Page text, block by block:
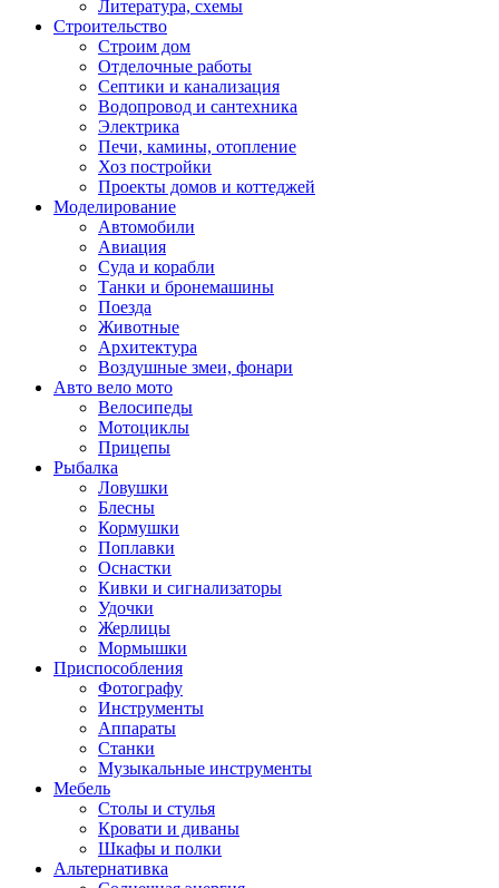
Литература, схемы
Строительство
Строим дом
Отделочные работы
Септики и канализация
Водопровод и сантехника
Электрика
Печи, камины, отопление
Хоз постройки
Проекты домов и коттеджей
Моделирование
Автомобили
Авиация
Суда и корабли
Танки и бронемашины
Поезда
Животные
Архитектура
Воздушные змеи, фонари
Авто вело мото
Велосипеды
Мотоциклы
Прицепы
Рыбалка
Ловушки
Блесны
Кормушки
Поплавки
Оснастки
Кивки и сигнализаторы
Удочки
Жерлицы
Мормышки
Приспособления
Фотографу
Инструменты
Аппараты
Станки
Музыкальные инструменты
Мебель
Столы и стулья
Кровати и диваны
Шкафы и полки
Альтернативка